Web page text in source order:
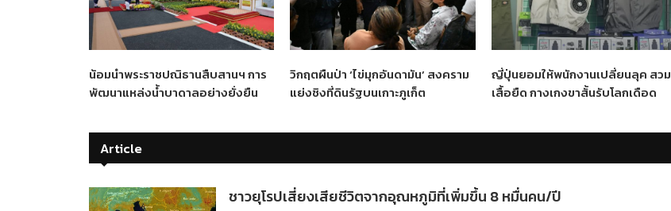
น้อมนำพระราชปณิธานสืบสานฯ การ
พัฒนาแหล่งน้ำบาดาลอย่างยั่งยืน
วิกฤตผืนป่า ‘ไข่มุกอันดามัน’ สงคราม
แย่งชิงที่ดินรัฐบนเกาะภูเก็ต
ญี่ปุ่นยอมให้พนักงานเปลี่ยนลุค สวม
เสื้อยืด กางเกงขาสั้นรับโลกเดือด
Article
ชาวยุโรปเสี่ยงเสียชีวิตจากอุณหภูมิที่เพิ่มขึ้น 8 หมื่นคน/ปี